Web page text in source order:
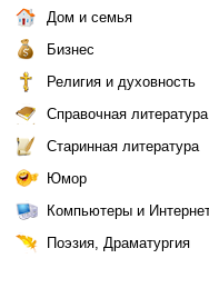
Дом и семья
Бизнес
Религия и духовность
Справочная литература
Старинная литература
Юмор
Компьютеры и
Поэзия, Драматургия